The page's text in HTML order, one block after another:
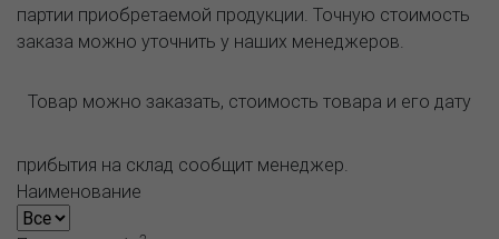
партии приобретаемой продукции. Точную стоимость
заказа можно уточнить у наших менеджеров.
Товар можно заказать, стоимость товара и его дату
прибытия на склад сообщит менеджер.
Наименование